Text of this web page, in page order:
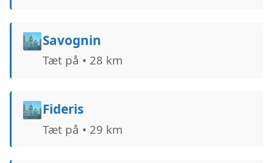
🏙️Savognin
Tæt på • 28 km
🏙️Fideris
Tæt på • 29 km